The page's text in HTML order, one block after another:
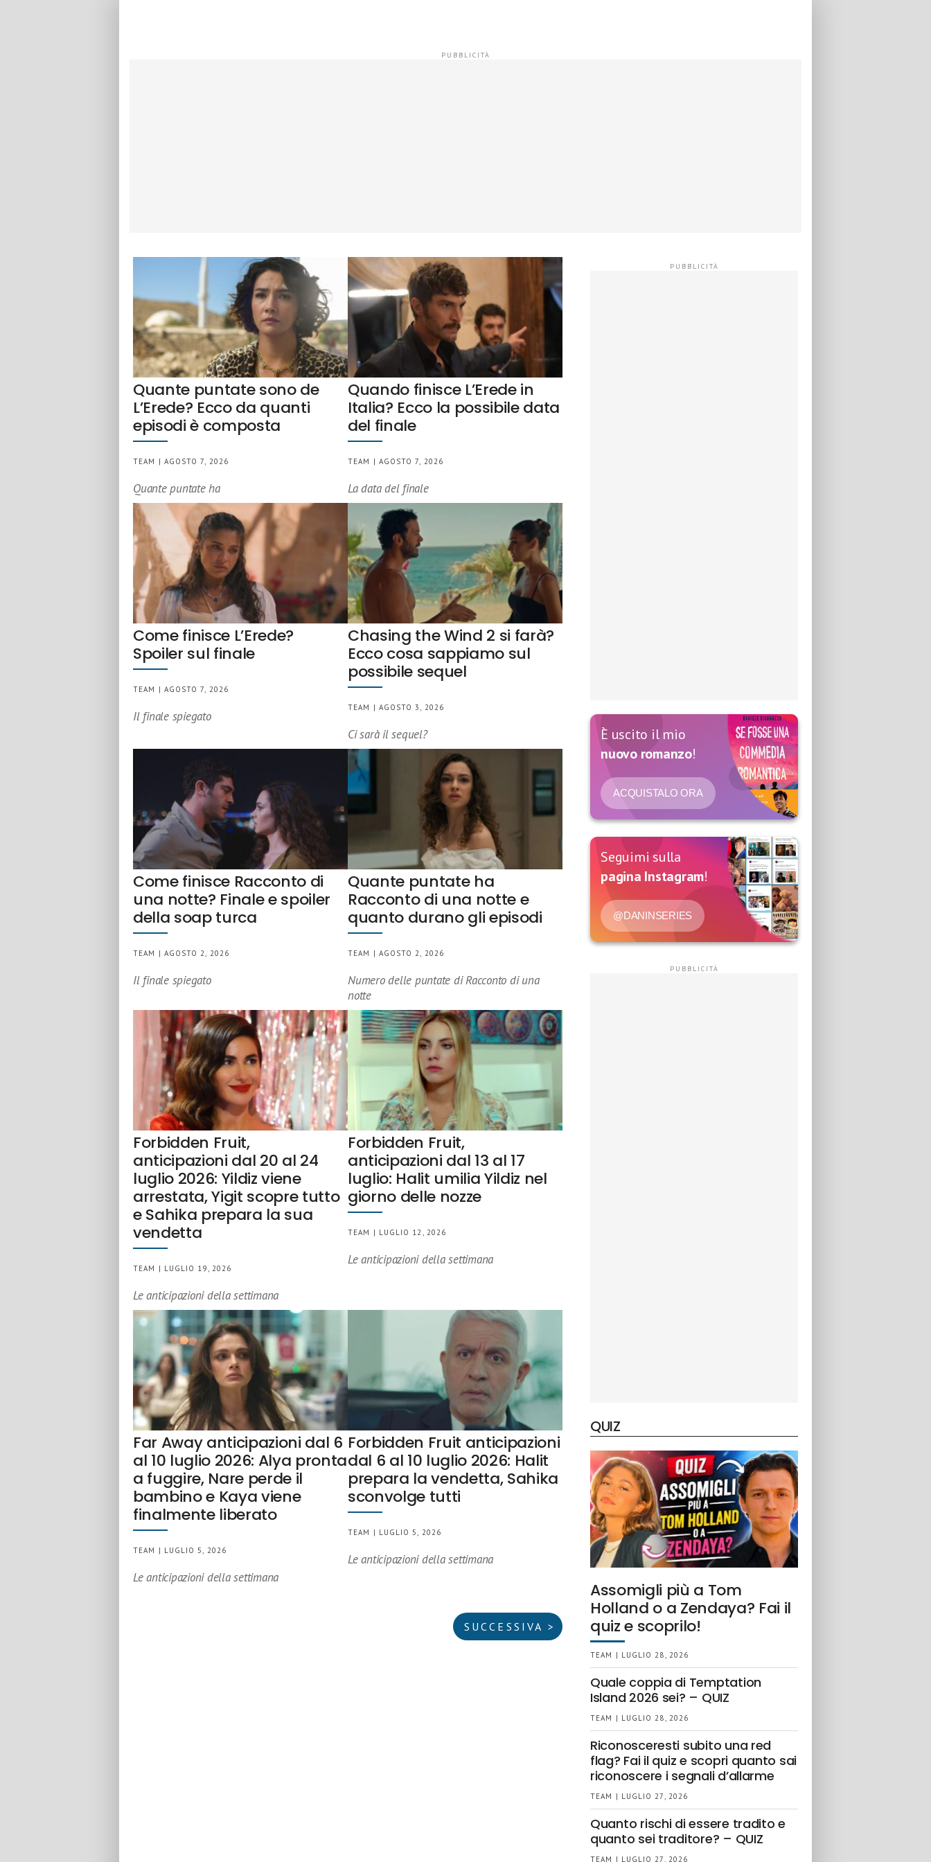
Quante puntate sono de
L’Erede? Ecco da quanti
episodi è composta
TEAM | AGOSTO 7, 2026
Quante puntate ha
Quando finisce L’Erede in
Italia? Ecco la possibile data
del finale
TEAM | AGOSTO 7, 2026
La data del finale
Come finisce L’Erede?
Spoiler sul finale
TEAM | AGOSTO 7, 2026
Il finale spiegato
Chasing the Wind 2 si farà?
Ecco cosa sappiamo sul
possibile sequel
TEAM | AGOSTO 3, 2026
Ci sarà il sequel?
Come finisce Racconto di
una notte? Finale e spoiler
della soap turca
TEAM | AGOSTO 2, 2026
Il finale spiegato
Quante puntate ha
Racconto di una notte e
quanto durano gli episodi
TEAM | AGOSTO 2, 2026
Numero delle puntate di Racconto di una
notte
Forbidden Fruit,
anticipazioni dal 20 al 24
luglio 2026: Yildiz viene
arrestata, Yigit scopre tutto
e Sahika prepara la sua
vendetta
TEAM | LUGLIO 19, 2026
Le anticipazioni della settimana
Forbidden Fruit,
anticipazioni dal 13 al 17
luglio: Halit umilia Yildiz nel
giorno delle nozze
TEAM | LUGLIO 12, 2026
Le anticipazioni della settimana
Far Away anticipazioni dal 6
al 10 luglio 2026: Alya pronta
a fuggire, Nare perde il
bambino e Kaya viene
finalmente liberato
TEAM | LUGLIO 5, 2026
Le anticipazioni della settimana
Forbidden Fruit anticipazioni
dal 6 al 10 luglio 2026: Halit
prepara la vendetta, Sahika
sconvolge tutti
TEAM | LUGLIO 5, 2026
Le anticipazioni della settimana
SUCCESSIVA >
È uscito il mio
nuovo romanzo!
ACQUISTALO ORA
Seguimi sulla
pagina Instagram!
@DANINSERIES
QUIZ
Assomigli più a Tom
Holland o a Zendaya? Fai il
quiz e scoprilo!
TEAM | LUGLIO 28, 2026
Quale coppia di Temptation
Island 2026 sei? – QUIZ
TEAM | LUGLIO 28, 2026
Riconosceresti subito una red
flag? Fai il quiz e scopri quanto sai
riconoscere i segnali d’allarme
TEAM | LUGLIO 27, 2026
Quanto rischi di essere tradito e
quanto sei traditore? – QUIZ
TEAM | LUGLIO 27, 2026